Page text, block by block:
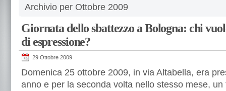
Archivio per Ottobre 2009
Giornata dello sbattezzo a Bologna: chi
di espressione?
29 Ottobre 2009
Domenica 25 ottobre 2009, in via Altabella, era
anno e per la seconda volta nello stesso mese,